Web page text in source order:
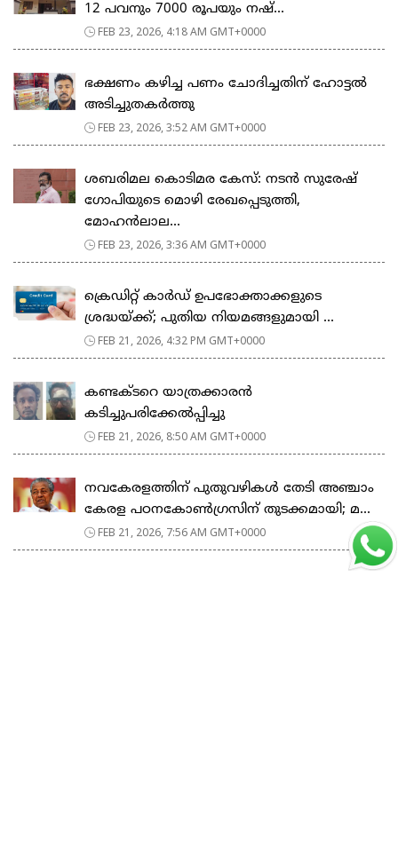
12 പവനും 7000 രൂപയും നഷ്...
FEB 23, 2026, 4:18 AM GMT+0000
ഭക്ഷണം കഴിച്ച പണം ചോദിച്ചതിന് ഹോട്ടൽ
അടിച്ചുതകർത്തു
FEB 23, 2026, 3:52 AM GMT+0000
ശബരിമല കൊടിമര കേസ്: നടൻ സുരേഷ്
ഗോപിയുടെ മൊഴി രേഖപ്പെടുത്തി,
മോഹൻലാല...
FEB 23, 2026, 3:36 AM GMT+0000
ക്രെഡിറ്റ് കാർഡ് ഉപഭോക്താക്കളുടെ
ശ്രദ്ധയ്ക്ക്; പുതിയ നിയമങ്ങളുമായി ...
FEB 21, 2026, 4:32 PM GMT+0000
കണ്ടക്ടറെ യാത്രക്കാരൻ
കടിച്ചുപരിക്കേൽപ്പിച്ചു
FEB 21, 2026, 8:50 AM GMT+0000
നവകേരളത്തിന് പുതുവഴികൾ തേടി അഞ്ചാം
കേരള പഠനകോൺഗ്രസിന് തുടക്കമായി; മ...
FEB 21, 2026, 7:56 AM GMT+0000